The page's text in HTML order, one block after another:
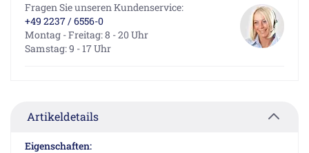
Fragen Sie unseren Kundenservice:
+49 2237 / 6556-0
Montag - Freitag: 8 - 20 Uhr
Samstag: 9 - 17 Uhr
Artikeldetails
Eigenschaften: